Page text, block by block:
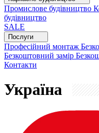
Промислове будівництво
будівництво
SALE
Послуги
Професійний монтаж
Безкоштовний замір
Контакти
Україна